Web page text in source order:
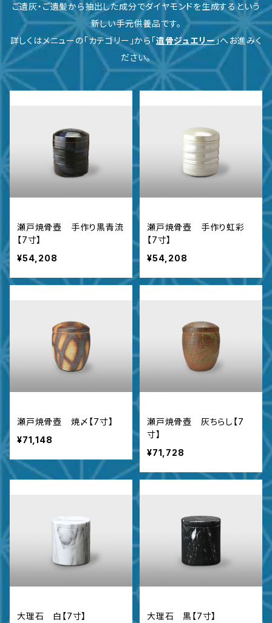
ご遺灰・ご遺髪から抽出した成分でダイヤモンドを生成するという
新しい手元供養品です。
詳しくはメニューの「カテゴリー」から「遺骨ジュエリー」へお進みく
ださい。
瀬戸焼骨壺 手作り黒青流
【7寸】
¥54,208
瀬戸焼骨壺 手作り虹彩
【7寸】
¥54,208
瀬戸焼骨壺 焼〆【7寸】
¥71,148
瀬戸焼骨壺 灰ちらし【7
寸】
¥71,728
大理石 白【7寸】
大理石 黒【7寸】